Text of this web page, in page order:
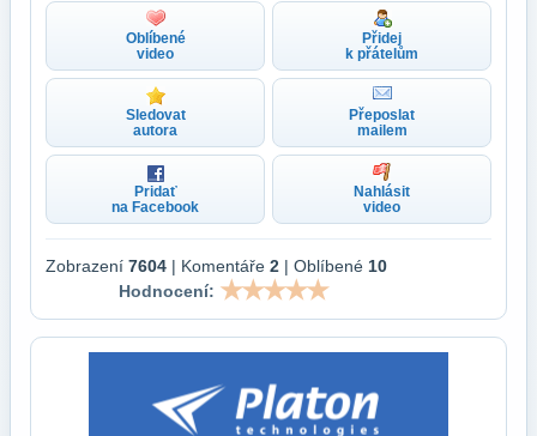
Oblíbené
video
Přidej
k přátelům
Sledovat
autora
Přeposlat
mailem
Pridať
na Facebook
Nahlásit
video
Zobrazení 7604 | Komentáře 2 | Oblíbené 10
Hodnocení: